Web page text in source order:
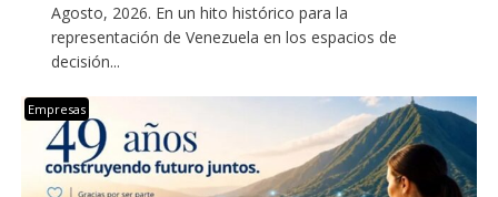
Agosto, 2026. En un hito histórico para la
representación de Venezuela en los espacios de
decisión...
Empresas